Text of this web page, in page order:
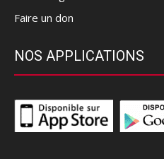
Faire un don
NOS APPLICATIONS